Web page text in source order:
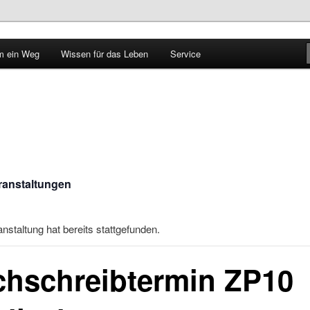
im Walbachtal
ein Weg Wissen für das Leben Service
hat bereits stattgefunden.
ZP10